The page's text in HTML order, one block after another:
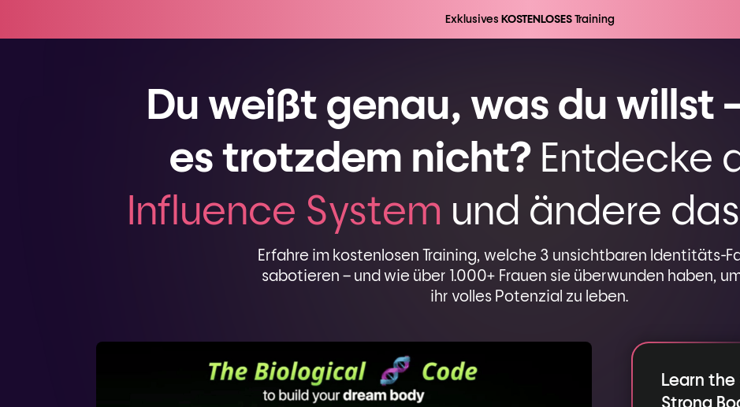
Exklusives KOSTENLOSESTraining
Du weißt genau, was du willst
es trotzdem nicht?Entdecke
Influence System und ändere
Erfahre im kostenlosen Training, welche 3 unsichtbaren Identitäts-
sabotieren – und wie über 1.000+ Frauen sie überwunden haben,
ihr volles Potenzial zu leben.
Learn the
Strong